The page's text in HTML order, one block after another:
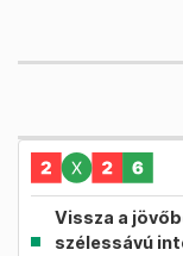
Vissza a
szélessávú